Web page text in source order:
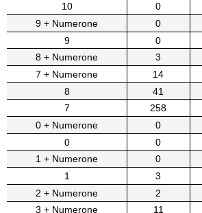
10
0
9 + Numerone
0
9
0
8 + Numerone
3
7 + Numerone
14
8
41
7
258
0 + Numerone
0
0
0
1 + Numerone
0
1
3
2 + Numerone
2
3 + Numerone
11